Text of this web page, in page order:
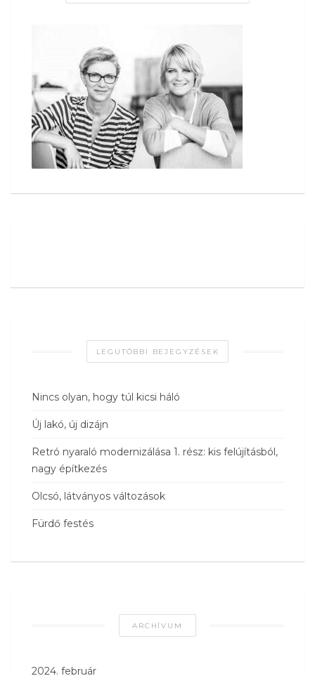
LEGUTÓBBI BEJEGYZÉSEK
Nincs olyan, hogy túl kicsi háló
Új lakó, új dizájn
Retró nyaraló modernizálása 1. rész: kis felújításból,
nagy építkezés
Olcsó, látványos változások
Fürdő festés
ARCHÍVUM
2024. február